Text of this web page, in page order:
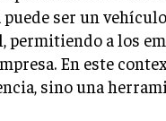
ser un
permitiendo a los
En este
sino una